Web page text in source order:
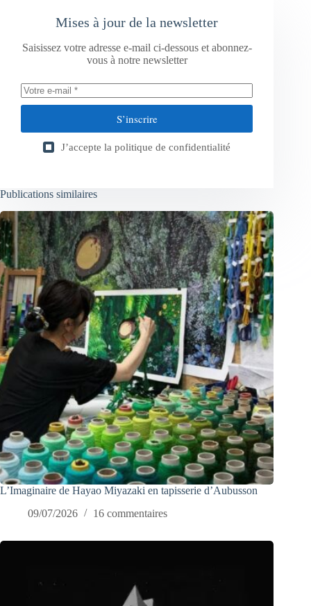
Mises à jour de la newsletter
Saisissez votre adresse e-mail ci-dessous et abonnez-
vous à notre newsletter
S’inscrire
J’accepte la politique de confidentialité
Publications similaires
L’Imaginaire de Hayao Miyazaki en tapisserie d’Aubusson
09/07/2026
16 commentaires